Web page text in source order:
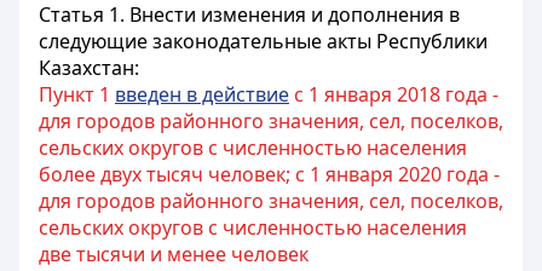
Статья 1. Внести изменения и дополнения в
следующие законодательные акты Республики
Казахстан:
Пункт 1 введен в действие с 1 января 2018 года -
для городов районного значения, сел, поселков,
сельских округов с численностью населения
более двух тысяч человек; с 1 января 2020 года -
для городов районного значения, сел, поселков,
сельских округов с численностью населения
две тысячи и менее человек